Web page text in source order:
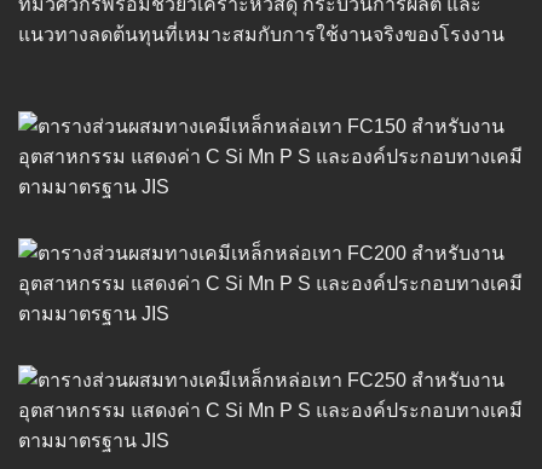
ทีมวิศวกรพร้อมช่วยวิเคราะห์วัสดุ กระบวนการผลิต และ
แนวทางลดต้นทุนที่เหมาะสมกับการใช้งานจริงของโรงงาน